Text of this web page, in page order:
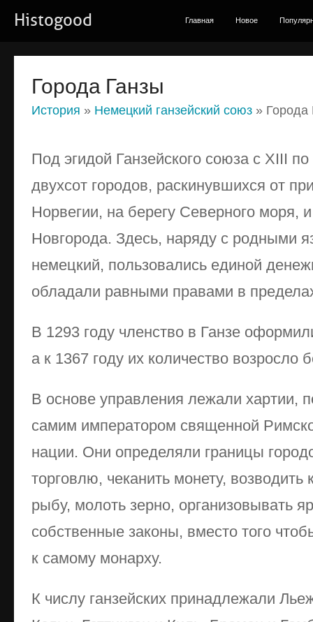
Histogood Главная Новое
Города Ганзы
История » Немецкий ганзейский союз » Города
Под эгидой Ганзейского союза с XIII
двухсот городов, раскинувшихся от
Норвегии, на берегу Северного моря,
Новгорода. Здесь, наряду с родными
немецкий, пользовались единой
обладали равными правами в
В 1293 году членство в Ганзе
а к 1367 году их количество возросло
В основе управления лежали хартии,
самим императором священной
нации. Они определяли границы
торговлю, чеканить монету,
рыбу, молоть зерно, организовывать
собственные законы, вместо того
к самому монарху.
К числу ганзейских принадлежали